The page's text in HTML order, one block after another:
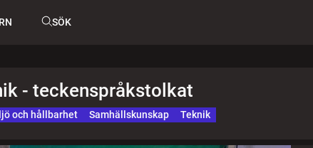
SÖK
- teckenspråkstolkat
och hållbarhet Samhällskunskap Teknik